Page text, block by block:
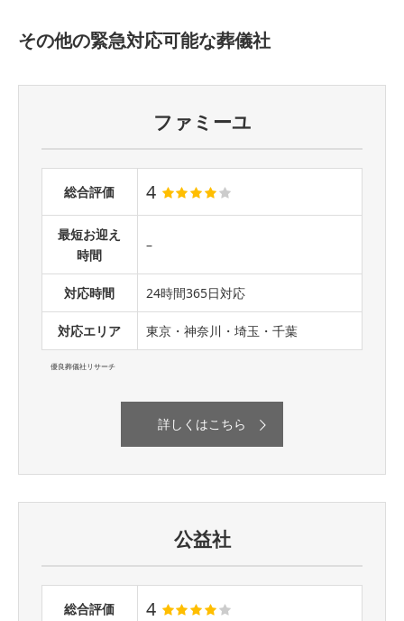
その他の緊急対応可能な葬儀社
ファミーユ
総合評価 4
最短お迎え
時間
–
対応時間 24時間365日対応
対応エリア 東京・神奈川・埼玉・千葉
優良葬儀社リサーチ
詳しくはこちら
公益社
総合評価 4